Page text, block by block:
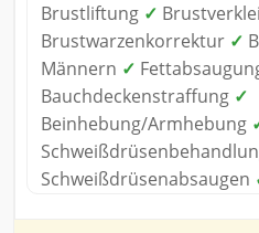
Brustliftung ✓
Brustwarzenkorrektur ✓
Männern ✓
Bauchdeckenstraffung ✓
Beinhebung/Armhebung
Schweißdrüsenabsaugen